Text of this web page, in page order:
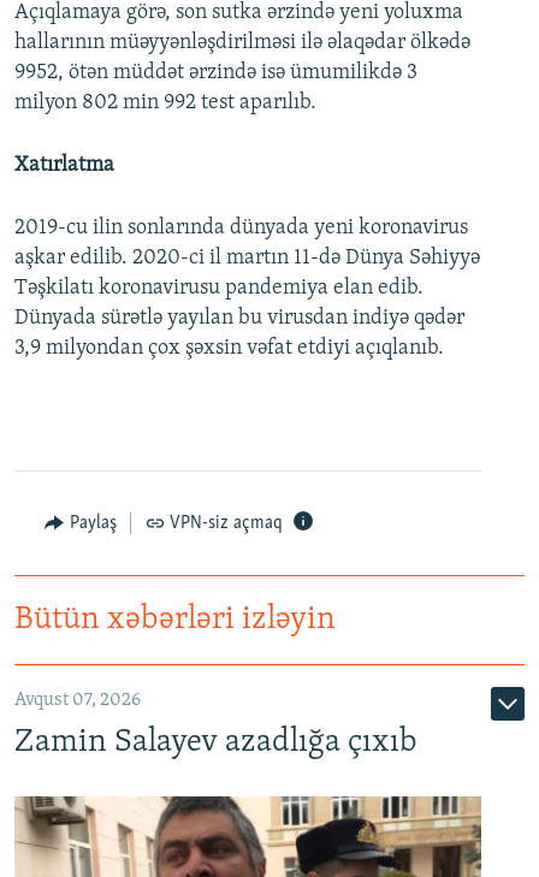
Açıqlamaya görə, son sutka ərzində yeni yoluxma
hallarının müəyyənləşdirilməsi ilə əlaqədar ölkədə
9952, ötən müddət ərzində isə ümumilikdə 3
milyon 802 min 992 test aparılıb.
Xatırlatma
2019-cu ilin sonlarında dünyada yeni koronavirus
aşkar edilib. 2020-ci il martın 11-də Dünya Səhiyyə
Təşkilatı koronavirusu pandemiya elan edib.
Dünyada sürətlə yayılan bu virusdan indiyə qədər
3,9 milyondan çox şəxsin vəfat etdiyi açıqlanıb.
Paylaş VPN-siz açmaq
Bütün xəbərləri izləyin
Avqust 07, 2026
Zamin Salayev azadlığa çıxıb